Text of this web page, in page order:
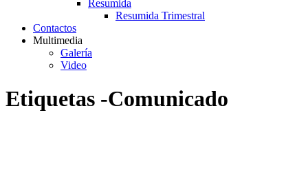
Resumida
Resumida Trimestral
Contactos
Multimedia
Galería
Video
Etiquetas -Comunicado